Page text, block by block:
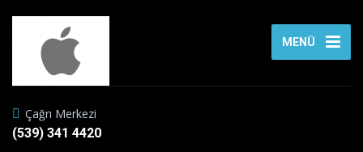
MENÜ
Çağrı Merkezi
(539) 341 4420